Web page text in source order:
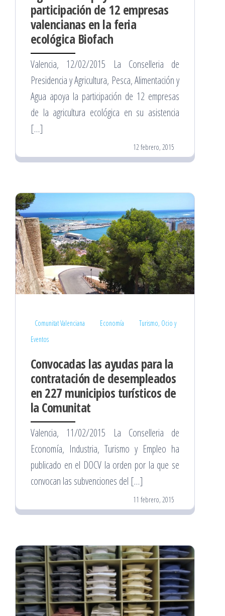
participación de 12 empresas
valencianas en la feria
ecológica Biofach
Valencia, 12/02/2015 La Conselleria de
Presidencia y Agricultura, Pesca, Alimentación y
Agua apoya la participación de 12 empresas
de la agricultura ecológica en su asistencia
[…]
12 febrero, 2015
Comunitat Valenciana Economía
Turismo, Ocio y
Eventos
Convocadas las ayudas para la
contratación de desempleados
en 227 municipios turísticos de
la Comunitat
Valencia, 11/02/2015 La Conselleria de
Economía, Industria, Turismo y Empleo ha
publicado en el DOCV la orden por la que se
convocan las subvenciones del […]
11 febrero, 2015